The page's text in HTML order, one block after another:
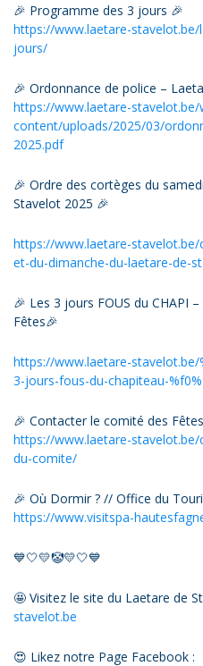
🎉 Programme des 3 jours 🎉
https://www.laetare-
jours/
🎉 Ordonnance de police –
https://www.laetare-stavelot.be/
content/uploads/2025/03/
2025.pdf
🎉 Ordre des cortèges du
Stavelot 2025 🎉
https://www.laetare-
et-du-dimanche-du-laetare-de-
🎉 Les 3 jours FOUS du CHAPI
Fêtes🎉
https://www.laetare-stavelot.be/
3-jours-fous-du-chapiteau-
🎉 Contacter le comité des
https://www.laetare-
du-comite/
🎉 Où Dormir ? // Office du
https://www.visitspa-
💙🤍💛🤡💛🤍💙
🤩 Visitez le site du Laetare de
stavelot.be
😍 Likez notre Page Facebook :